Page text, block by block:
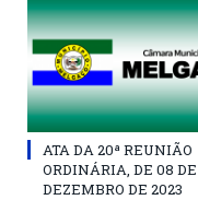
ATA DA 20ª REUNIÃO
ORDINÁRIA, DE 08 DE
DEZEMBRO DE 2023